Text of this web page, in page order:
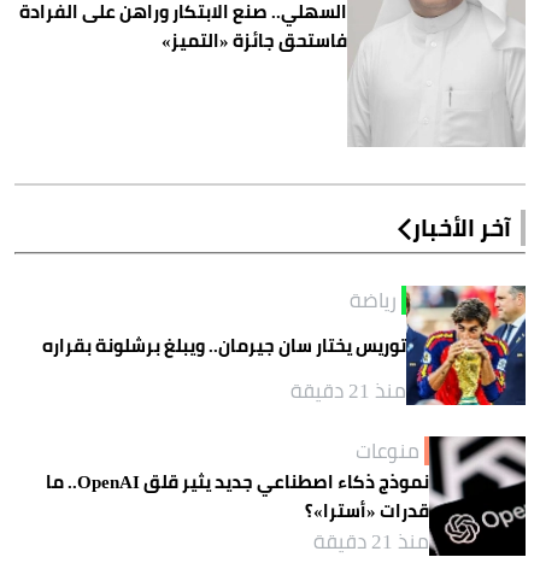
السهلي.. صنع الابتكار وراهن على الفرادة
فاستحق جائزة «التميز»
آخر الأخبار
رياضة
توريس يختار سان جيرمان.. ويبلغ برشلونة بقراره
منذ 21 دقيقة
منوعات
نموذج ذكاء اصطناعي جديد يثير قلق OpenAI.. ما
قدرات «أسترا»؟
منذ 21 دقيقة